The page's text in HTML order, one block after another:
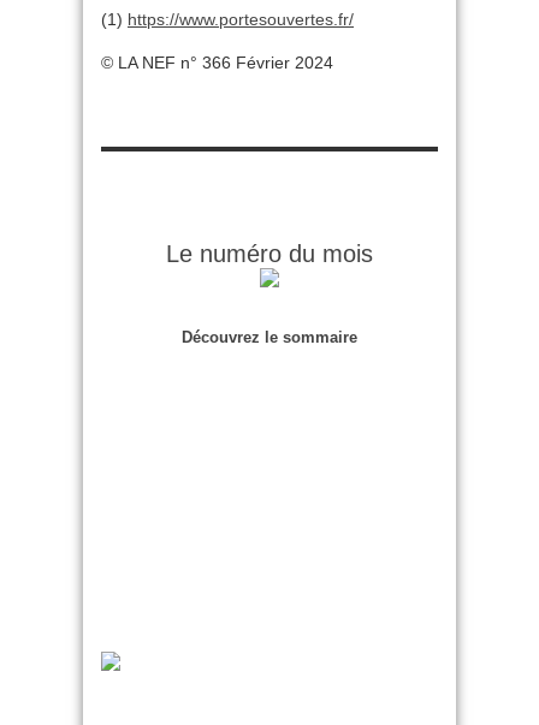
(1) https://www.portesouvertes.fr/
© LA NEF n° 366 Février 2024
Le numéro du mois
Découvrez le sommaire